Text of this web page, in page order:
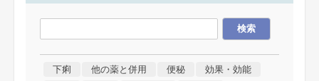
下痢 他の薬と併用 便秘
効果・効能